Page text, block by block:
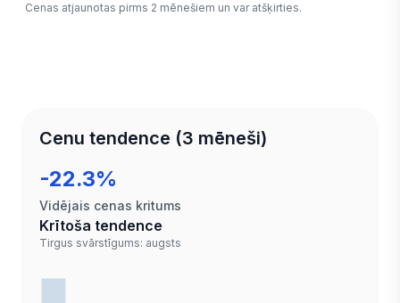
Cenas atjaunotas pirms 2 mēnešiem un var atšķirties.
Cenu tendence (3 mēneši)
-22.3%
Vidējais cenas kritums
Krītoša tendence
Tirgus svārstīgums: augsts